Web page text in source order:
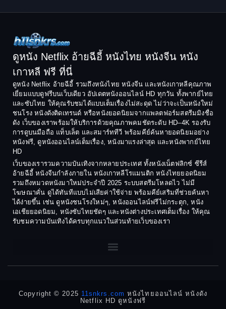
Comedy ตลก
Coming-of-age ชีวิตวัยรุ่น
Crime อาชญากรรม
Crime อาชญากรรม
Culture
Dance เต้น
Dark Comedy ตลกร้าย
DC
Detective สืบสวน
1994
1992
1991
1990
1988
1987
1986
1985
1984
1983
1982
1981
1980
1978
1974
1973
1972
1971
1970
1969
1968
1964
ดูหนัง Netflix อ้ายฉีอี้ หนังไทย หนังจีน หนัง
เกาหลี ฟรี ที่นี่
ดูหนัง Netflix อ้ายฉีอี้ รวมถึงหนังไทย หนังจีน และหนังเกาหลีคุณภาพ
เยี่ยมแบบดูฟรีบนเว็บเดียว อัปเดตหนังออนไลน์ HD ทุกวัน ทั้งพากย์ไทย
และซับไทย ให้คุณรับชมได้แบบเต็มเรื่องไม่สะดุด ไม่ว่าจะเป็นหนังใหม่
ชนโรง หนังดังติดเทรนด์ หรือหนังยอดนิยมจากแพลตฟอร์มสตรีมมิงชื่อ
ดัง เว็บของเราพร้อมให้บริการด้วยคุณภาพคมชัดระดับ HD–4K รองรับ
การดูบนมือถือ แท็บเล็ต และสมาร์ททีวี พร้อมคีย์ค้นหายอดนิยมอย่าง
หนังฟรี, ดูหนังออนไลน์เต็มเรื่อง, หนังมาแรงล่าสุด และหนังพากย์ไทย
HD
เว็บของเรารวมความบันเทิงจากหลายประเทศ ทั้งหนังเน็ตฟลิกซ์ ซีรีส์
อ้ายฉีอี้ หนังจีนกำลังภายใน หนังเกาหลีโรแมนติก หนังไทยยอดนิยม
รวมถึงหมวดหนังมาใหม่ประจำปี 2025 ระบบสตรีมโหลดไว ไม่มี
โฆษณาคั่น ดูได้ทันทีแบบไม่เสียค่าใช้จ่าย พร้อมคีย์เสริมที่ช่วยค้นหา
ได้ง่ายขึ้น เช่น ดูหนังชนโรงใหม่ๆ, หนังออนไลน์ฟรีไม่กระตุก, หนัง
เอเชียยอดนิยม, หนังซับไทยชัดๆ และหนังต่างประเทศเต็มเรื่อง ให้คุณ
รับชมความบันเทิงได้ครบทุกแนวในส่วนท้ายเว็บของเรา
Copyright © 2025 11snkrs.com หนังไทยออนไลน์ หนังดัง
Netflix HD ดูหนังฟรี